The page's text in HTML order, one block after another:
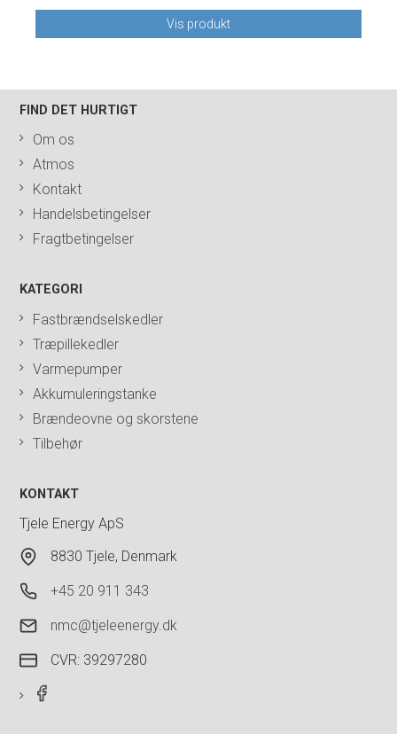
Vis produkt
FIND DET HURTIGT
Om os
Atmos
Kontakt
Handelsbetingelser
Fragtbetingelser
KATEGORI
Fastbrændselskedler
Træpillekedler
Varmepumper
Akkumuleringstanke
Brændeovne og skorstene
Tilbehør
KONTAKT
Tjele Energy ApS
8830 Tjele, Denmark
+45 20 911 343
nmc@tjeleenergy.dk
CVR: 39297280